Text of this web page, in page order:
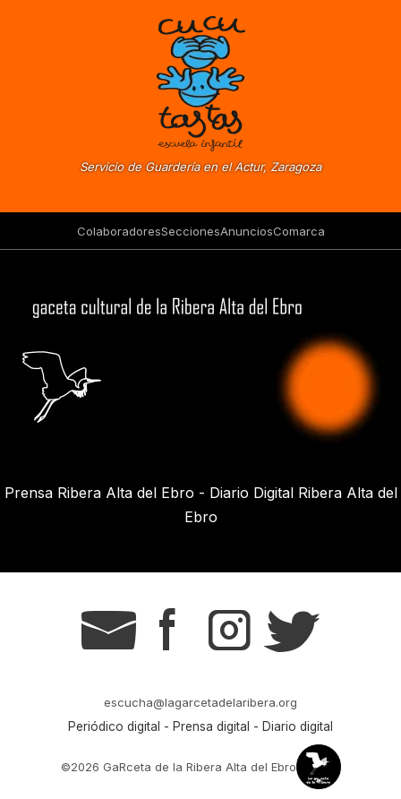
Servicio de Guardería en el Actur, Zaragoza
ColaboradoresSeccionesAnunciosComarca
Prensa Ribera Alta del Ebro - Diario Digital Ribera Alta del
Ebro
g s t r
escucha@lagarcetadelaribera.org
Periódico digital - Prensa digital - Diario digital
©2026 GaRceta de la Ribera Alta del Ebro